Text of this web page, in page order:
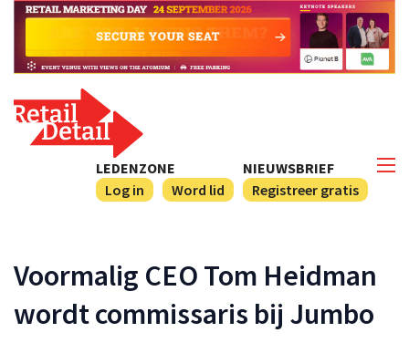
NIEUWSBRIEF
Registreer gratis
LEDENZONE
Log in
Word lid
Voormalig CEO Tom Heidman
wordt commissaris bij Jumbo